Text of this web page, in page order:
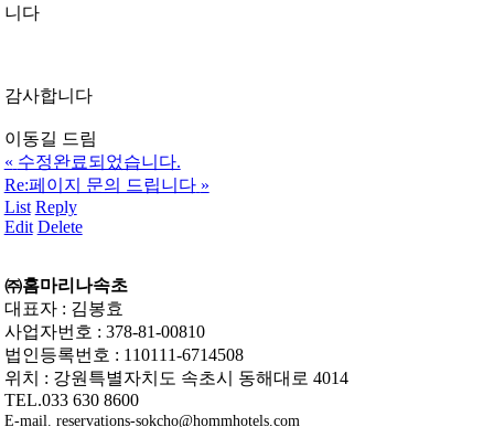
니다
감사합니다
이동길 드림
« 수정완료되었습니다.
Re:페이지 문의 드립니다 »
List Reply
Edit Delete
㈜홈마리나속초
대표자 : 김봉효
사업자번호 : 378-81-00810
법인등록번호 : 110111-6714508
위치 : 강원특별자치도 속초시 동해대로 4014
TEL.033 630 8600
E-mail. reservations-sokcho@hommhotels.com